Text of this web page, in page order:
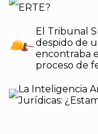
ERTE?
El Tribunal
despido de
encontraba
proceso de
La Inteligencia
Jurídicas: